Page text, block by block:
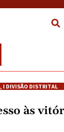
, I DIVISÃO DISTRITAL
às